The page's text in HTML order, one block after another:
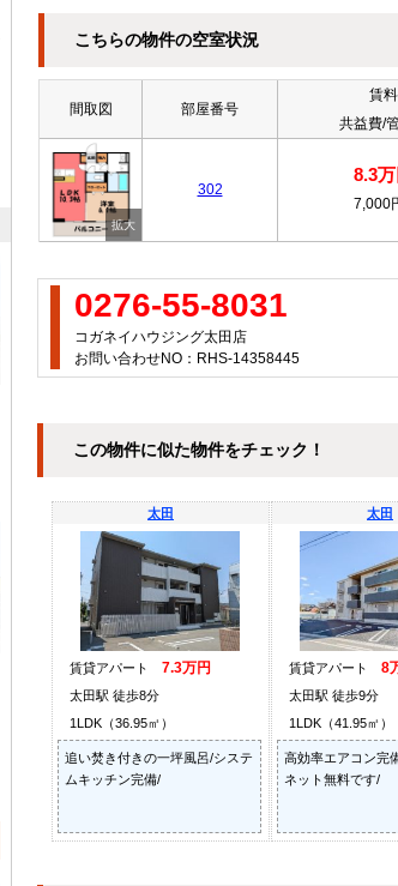
こちらの物件の空室状況
間取図 部屋番号
賃料
共益費/
302
8.3万
7,000
0276-55-8031
コガネイハウジング太田店
お問い合わせNO：RHS-14358445
この物件に似た物件をチェック！
太田
賃貸アパート 7.3万円
太田駅 徒歩8分
1LDK（36.95㎡）
追い焚き付きの一坪風呂/システ
ムキッチン完備/
太田
賃貸アパート 8
太田駅 徒歩9分
1LDK（41.95㎡）
高効率エアコン完
ネット無料です/